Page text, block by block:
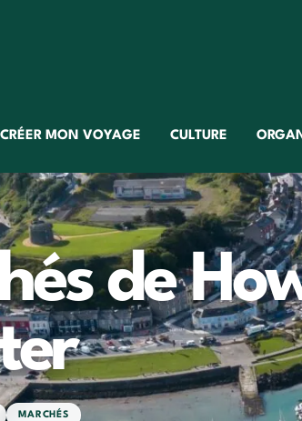
CRÉER MON VOYAGE CULTURE
de
MARCHÉS